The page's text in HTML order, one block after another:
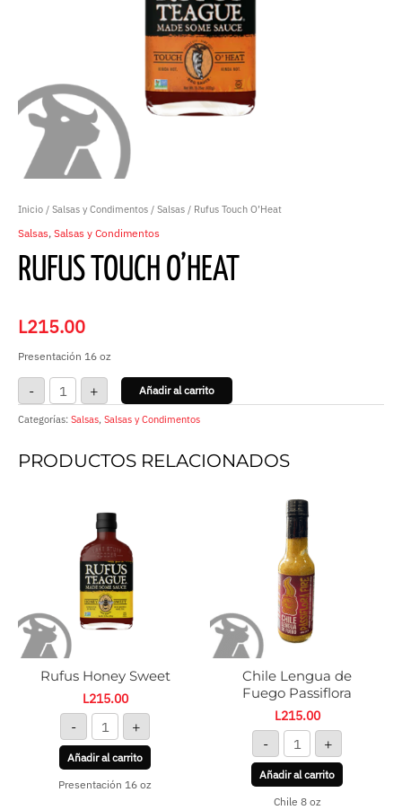
Inicio / Salsas y Condimentos / Salsas / Rufus Touch O’Heat
Salsas, Salsas y Condimentos
RUFUS TOUCH O’HEAT
L215.00
Presentación 16 oz
- + Añadir al carrito
Categorías: Salsas, Salsas y Condimentos
PRODUCTOS RELACIONADOS
Rufus Honey Sweet
L215.00
-
Sweet
cantidad
+
Añadir al carrito
Presentación 16 oz
Chile Lengua de
Fuego Passiflora
L215.00
-
Lengua
de
Fuego
Passiflora
cantidad
+
Añadir al carrito
Chile 8 oz